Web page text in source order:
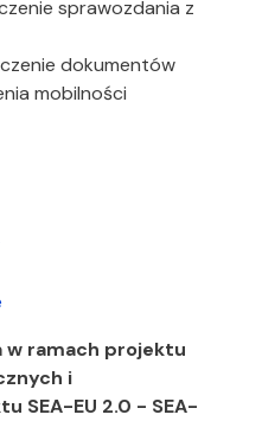
sprawozdania z
dokumentów
mobilności
w ramach projektu
i
SEA-EU 2.0 - SEA-